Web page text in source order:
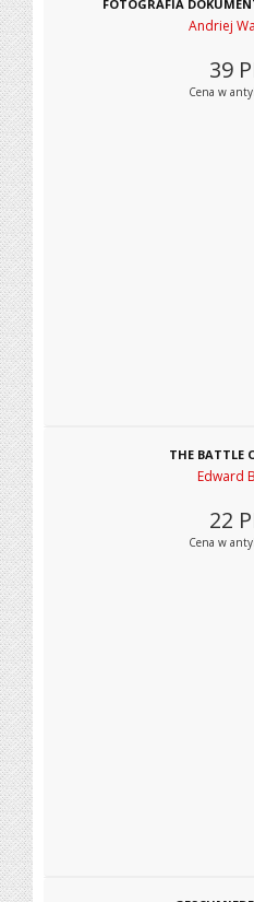
FOTOGRAFIA
Andriej
39
Cena w
THE BATTLE
Edward
22
Cena w